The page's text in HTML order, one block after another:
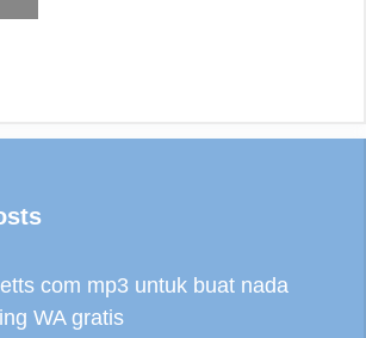
com mp3 untuk buat nada
WA gratis